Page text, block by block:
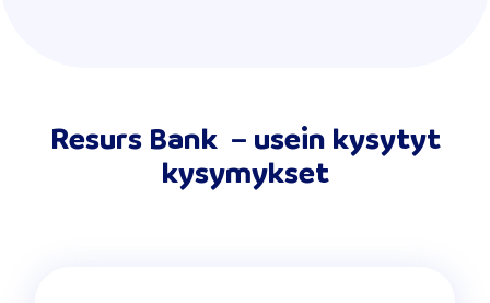
Resurs Bank – usein kysytyt
kysymykset